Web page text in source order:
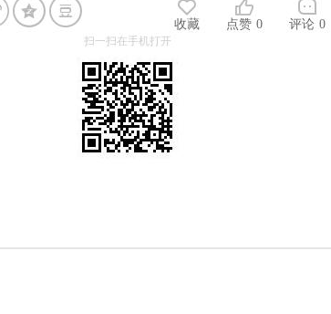
收藏 点赞 0 评论 0
扫一扫在手机打开